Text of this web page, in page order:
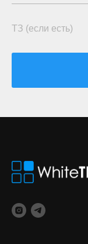
ТЗ (если есть)